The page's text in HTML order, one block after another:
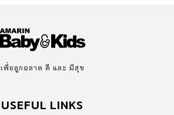
เพื่อลูกฉลาด ดี และ มีสุข
USEFUL LINKS